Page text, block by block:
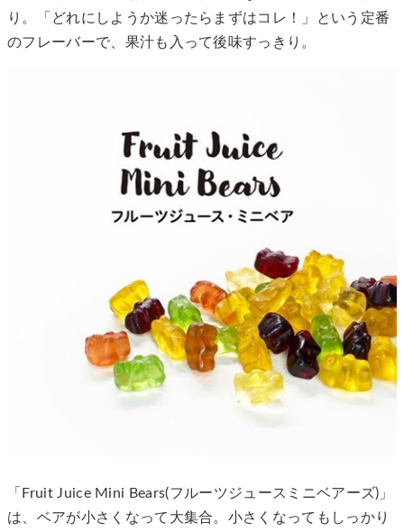
り。「どれにしようか迷ったらまずはコレ！」という定番
のフレーバーで、果汁も入って後味すっきり。
「Fruit Juice Mini Bears(フルーツジュースミニベアーズ)」
は、ベアが小さくなって大集合。小さくなってもしっかり